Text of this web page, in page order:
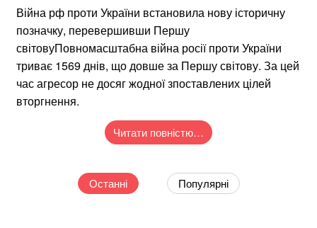
Війна рф проти України встановила нову історичну
позначку, перевершивши Першу
світовуПовномасштабна війна росії проти України
триває 1569 днів, що довше за Першу світову. За цей
час агресор не досяг жодної зпоставлених цілей
вторгнення.
Читати повністю…
Останні Популярні